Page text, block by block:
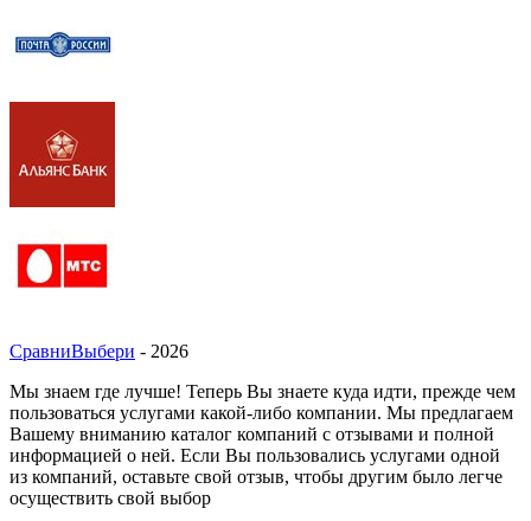
СравниВыбери - 2026
Мы знаем где лучше! Теперь Вы знаете куда идти, прежде чем
пользоваться услугами какой-либо компании. Мы предлагаем
Вашему вниманию каталог компаний с отзывами и полной
информацией о ней. Если Вы пользовались услугами одной
из компаний, оставьте свой отзыв, чтобы другим было легче
осуществить свой выбор